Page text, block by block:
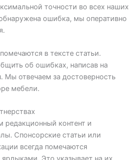
точности во всех наших
ошибка, мы оперативно
в тексте статьи.
об ошибках, написав на
. Мы отвечаем за достоверность
мебели.
редакционный контент и
Спонсорские статьи или
всегда помечаются